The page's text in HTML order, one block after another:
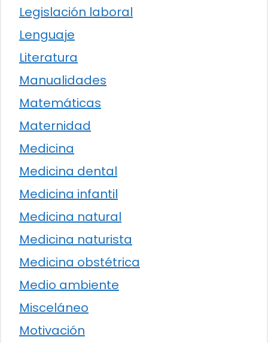
Legislación laboral
Lenguaje
Literatura
Manualidades
Matemáticas
Maternidad
Medicina
Medicina dental
Medicina infantil
Medicina natural
Medicina naturista
Medicina obstétrica
Medio ambiente
Misceláneo
Motivación